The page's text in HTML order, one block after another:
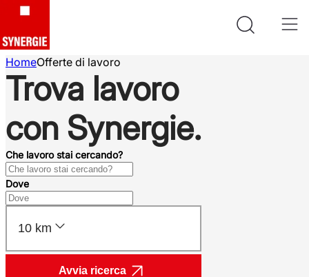
HomeOfferte di lavoro
Trova lavoro
con Synergie.
Che lavoro stai cercando?
Dove
10 km
Avvia ricerca